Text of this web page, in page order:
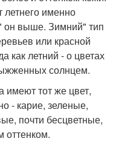
летнего именно
он выше. Зимний" тип
или красной
как летний - о цветах
солнцем.
имеют тот же цвет,
- карие, зеленые,
почти бесцветные,
оттенком.